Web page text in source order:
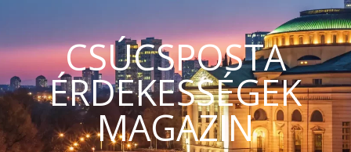
CSÚCSPOSTA
ÉRDEKESSÉGEK
MAGAZIN